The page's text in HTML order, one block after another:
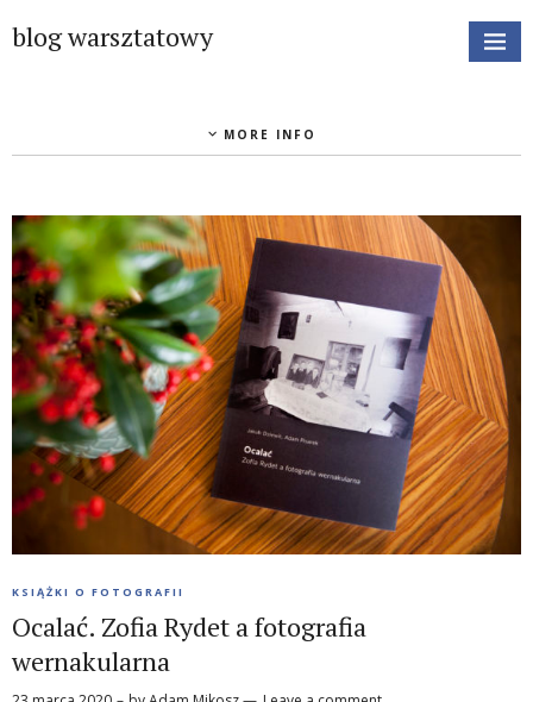
blog warsztatowy
MORE INFO
KSIĄŻKI O FOTOGRAFII
Ocalać. Zofia Rydet a fotografia
wernakularna